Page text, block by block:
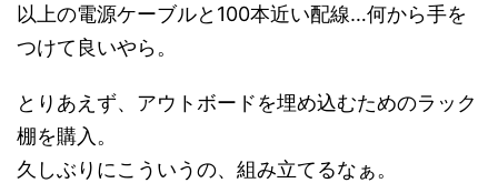
以上の電源ケーブルと100本近い配線…何から手を
つけて良いやら。
とりあえず、アウトボードを埋め込むためのラック
棚を購入。
久しぶりにこういうの、組み立てるなぁ。